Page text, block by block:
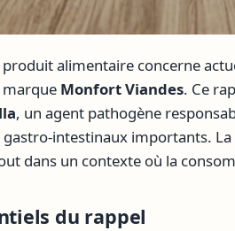
alimentaire concerne
marque Monfort Viandes. Ce
, un agent pathogène
intestinaux importants.
dans un contexte où la
du rappel